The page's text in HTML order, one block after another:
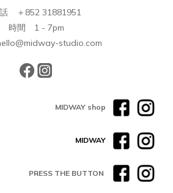
＋852 31881951
時間 1 - 7pm
studio.com
MIDWAY shop
MIDWAY
PRESS THE BUTTON